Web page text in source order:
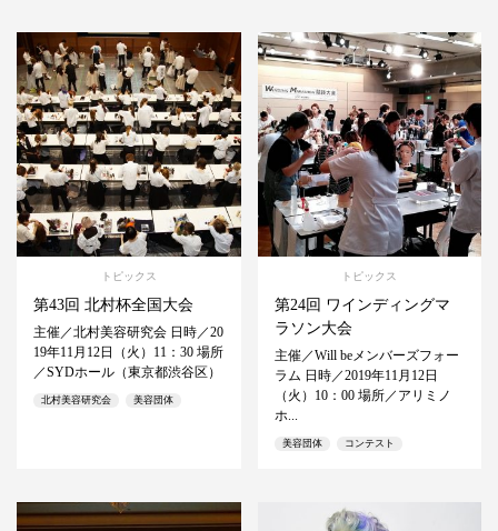
トピックス
第43回 北村杯全国大会
主催／北村美容研究会 日時／20
19年11月12日（火）11：30 場所
／SYDホール（東京都渋谷区）
北村美容研究会 美容団体
トピックス
第24回 ワインディングマ
ラソン大会
主催／Will beメンバーズフォー
ラム 日時／2019年11月12日
（火）10：00 場所／アリミノ
ホ...
美容団体 コンテスト